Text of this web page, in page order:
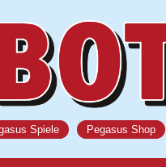
Spiele Pegasus Shop